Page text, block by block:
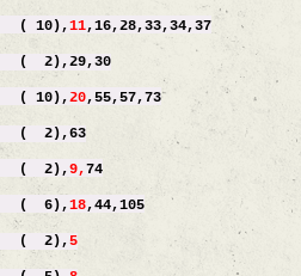
11,16,28,33,34,37
20,55,57,73
2),9,74
6),18,44,105
2),5